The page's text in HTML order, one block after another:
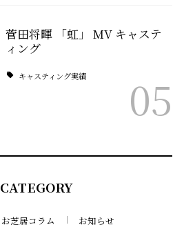
菅田将暉 「虹」 MV キャステ
ィング
キャスティング実績 05
CATEGORY
お芝居コラム お知らせ